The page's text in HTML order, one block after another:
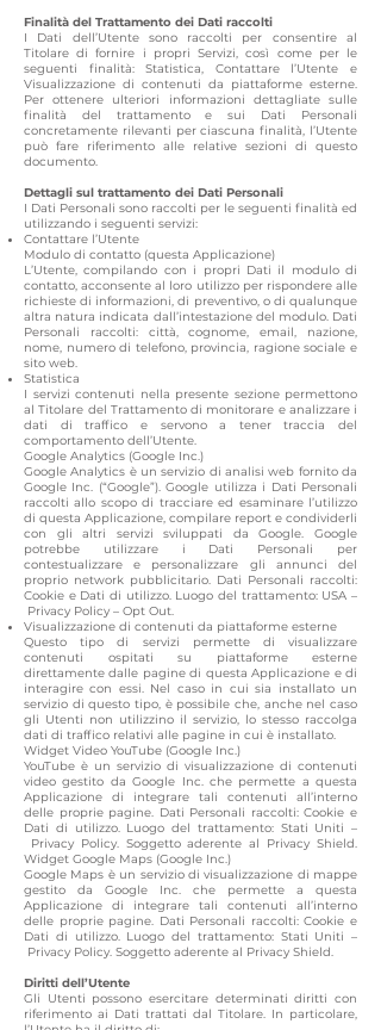
Finalità del Trattamento dei Dati raccolti
I Dati dell’Utente sono raccolti per consentire al
Titolare di fornire i propri Servizi, così come per le
seguenti finalità: Statistica, Contattare l’Utente e
Visualizzazione di contenuti da piattaforme esterne.
Per ottenere ulteriori informazioni dettagliate sulle
finalità del trattamento e sui Dati Personali
concretamente rilevanti per ciascuna finalità, l’Utente
può fare riferimento alle relative sezioni di questo
documento.
Dettagli sul trattamento dei Dati Personali
I Dati Personali sono raccolti per le seguenti finalità ed
utilizzando i seguenti servizi:
Contattare l’Utente
Modulo di contatto (questa Applicazione)
L’Utente, compilando con i propri Dati il modulo di
contatto, acconsente al loro utilizzo per rispondere alle
richieste di informazioni, di preventivo, o di qualunque
altra natura indicata dall’intestazione del modulo. Dati
Personali raccolti: città, cognome, email, nazione,
nome, numero di telefono, provincia, ragione sociale e
sito web.
Statistica
I servizi contenuti nella presente sezione permettono
al Titolare del Trattamento di monitorare e analizzare i
dati di traffico e servono a tener traccia del
comportamento dell’Utente.
Google Analytics (Google Inc.)
Google Analytics è un servizio di analisi web fornito da
Google Inc. (“Google”). Google utilizza i Dati Personali
raccolti allo scopo di tracciare ed esaminare l’utilizzo
di questa Applicazione, compilare report e condividerli
con gli altri servizi sviluppati da Google. Google
potrebbe utilizzare i Dati Personali per
contestualizzare e personalizzare gli annunci del
proprio network pubblicitario. Dati Personali raccolti:
Cookie e Dati di utilizzo. Luogo del trattamento: USA –
Privacy Policy – Opt Out.
Visualizzazione di contenuti da piattaforme esterne
Questo tipo di servizi permette di visualizzare
contenuti ospitati su piattaforme esterne
direttamente dalle pagine di questa Applicazione e di
interagire con essi. Nel caso in cui sia installato un
servizio di questo tipo, è possibile che, anche nel caso
gli Utenti non utilizzino il servizio, lo stesso raccolga
dati di traffico relativi alle pagine in cui è installato.
Widget Video YouTube (Google Inc.)
YouTube è un servizio di visualizzazione di contenuti
video gestito da Google Inc. che permette a questa
Applicazione di integrare tali contenuti all’interno
delle proprie pagine. Dati Personali raccolti: Cookie e
Dati di utilizzo. Luogo del trattamento: Stati Uniti –
Privacy Policy. Soggetto aderente al Privacy Shield.
Widget Google Maps (Google Inc.)
Google Maps è un servizio di visualizzazione di mappe
gestito da Google Inc. che permette a questa
Applicazione di integrare tali contenuti all’interno
delle proprie pagine. Dati Personali raccolti: Cookie e
Dati di utilizzo. Luogo del trattamento: Stati Uniti –
Privacy Policy. Soggetto aderente al Privacy Shield.
Diritti dell’Utente
Gli Utenti possono esercitare determinati diritti con
riferimento ai Dati trattati dal Titolare. In particolare,